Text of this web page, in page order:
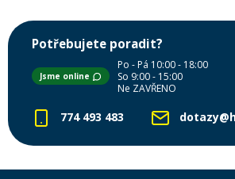
Potřebujete poradit?
Jsme online
Po - Pá 10:00 - 18:00
So 9:00 - 15:00
Ne ZAVŘENO
774 493 483